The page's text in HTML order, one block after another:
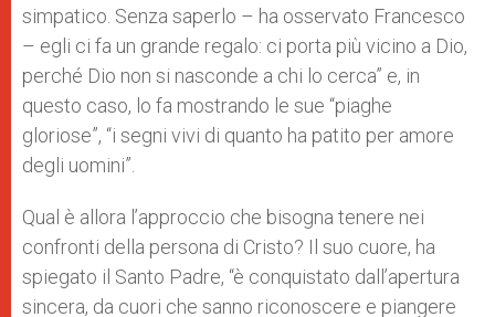
simpatico. Senza saperlo – ha osservato Francesco
– egli ci fa un grande regalo: ci porta più vicino a Dio,
perché Dio non si nasconde a chi lo cerca” e, in
questo caso, lo fa mostrando le sue “piaghe
gloriose”, “i segni vivi di quanto ha patito per amore
degli uomini”.
Qual è allora l’approccio che bisogna tenere nei
confronti della persona di Cristo? Il suo cuore, ha
spiegato il Santo Padre, “è conquistato dall’apertura
sincera, da cuori che sanno riconoscere e piangere